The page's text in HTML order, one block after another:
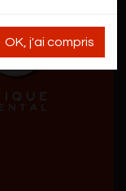
OK, j'ai compris